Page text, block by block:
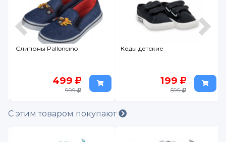
Слипоны Palloncino
499
999
Кеды детские
199
599
С этим товаром покупают